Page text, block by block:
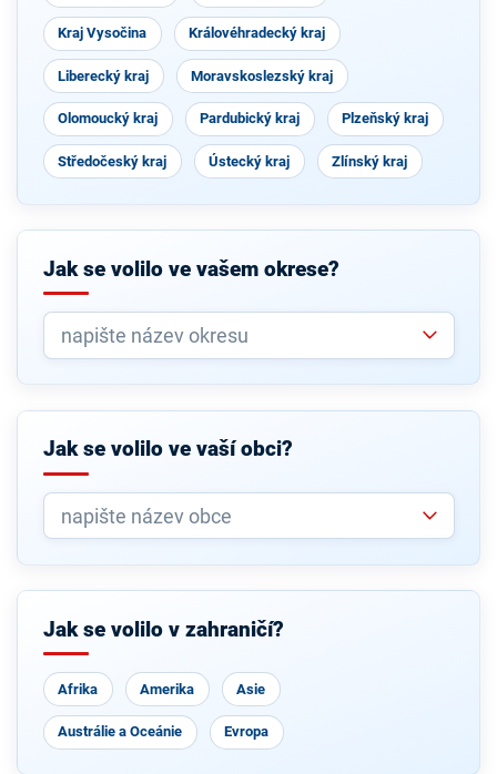
Kraj Vysočina Královéhradecký kraj
Liberecký kraj Moravskoslezský kraj
Olomoucký kraj Pardubický kraj Plzeňský kraj
Středočeský kraj Ústecký kraj Zlínský kraj
Jak se volilo ve vašem okrese?
Jak se volilo ve vaší obci?
Jak se volilo v zahraničí?
Afrika Amerika Asie
Austrálie a Oceánie Evropa